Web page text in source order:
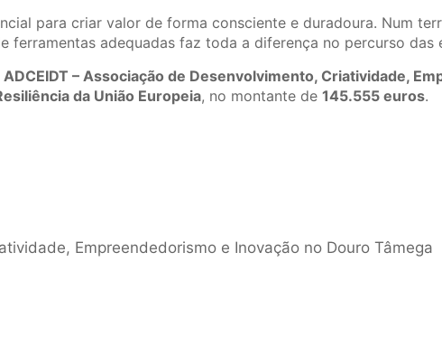
para criar valor de forma consciente e duradoura. Num
ferramentas adequadas faz toda a diferença no percurso das
ADCEIDT – Associação de Desenvolvimento, Criatividade,
da União Europeia, no montante de 145.555 euros.
Empreendedorismo e Inovação no Douro Tâmega